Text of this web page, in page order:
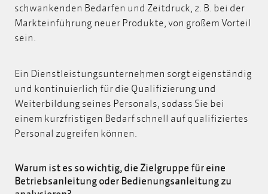
schwankenden Bedarfen und Zeitdruck, z. B. bei der
Markteinführung neuer Produkte, von großem Vorteil
sein.
Ein Dienstleistungsunternehmen sorgt eigenständig
und kontinuierlich für die Qualifizierung und
Weiterbildung seines Personals, sodass Sie bei
einem kurzfristigen Bedarf schnell auf qualifiziertes
Personal zugreifen können.
Warum ist es so wichtig, die Zielgruppe für eine
Betriebsanleitung oder Bedienungsanleitung zu